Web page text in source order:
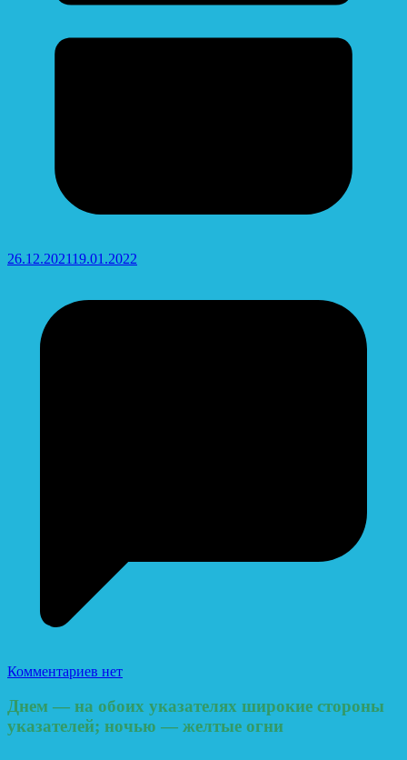
26.12.202119.01.2022
Комментариев нет
Днем — на обоих указателях широкие стороны
указателей; ночью — желтые огни